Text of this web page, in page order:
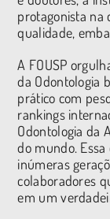
protagonista na
qualidade,
A FOUSP
da Odontologia
prático com
rankings
Odontologia da
do mundo.
inúmeras
colaboradores
em um